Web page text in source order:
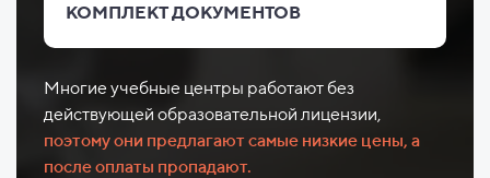
КОМПЛЕКТ ДОКУМЕНТОВ
Многие учебные центры работают без
действующей образовательной лицензии,
поэтому они предлагают самые низкие цены, а
после оплаты пропадают.